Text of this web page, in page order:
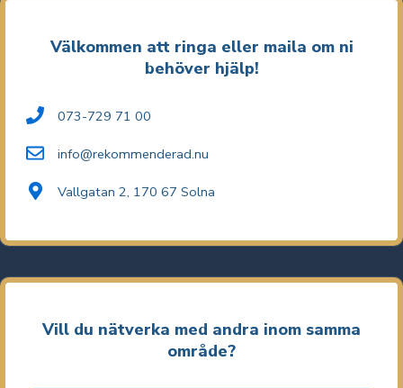
Välkommen att ringa eller maila om ni
behöver hjälp!
073-729 71 00
info@rekommenderad.nu
Vallgatan 2, 170 67 Solna
Vill du nätverka med andra inom samma
område?